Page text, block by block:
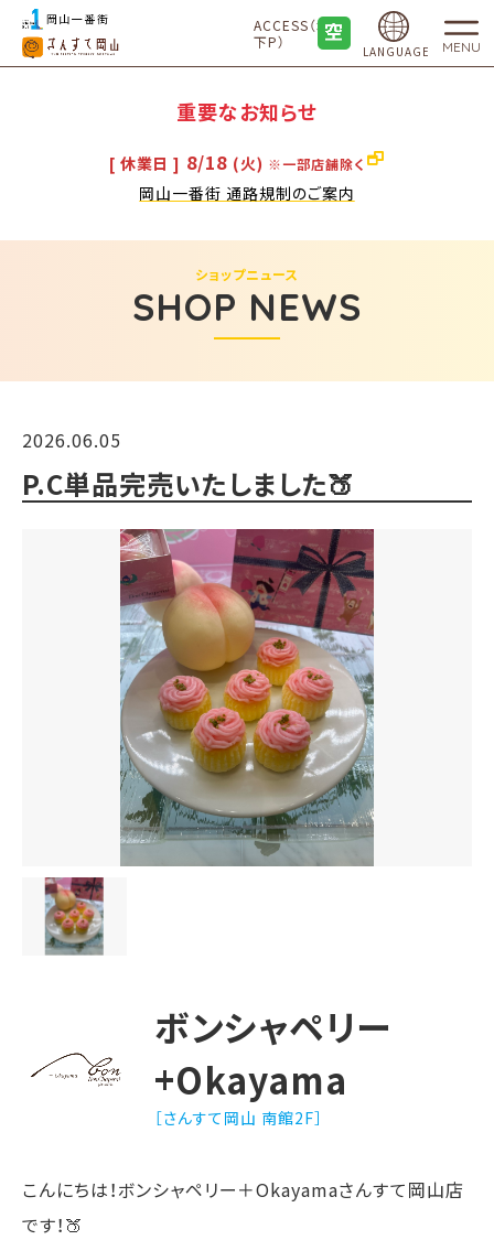
ACCESS（地
下P）
LANGUAGE MENU
重要なお知らせ
[ 休業日 ] 8/18 (火) ※一部店舗除く
岡山一番街 通路規制のご案内
SHOP NEWS
ショップニュース
2026.06.05
P.C単品完売いたしました🍑
ボンシャペリー
+Okayama
［さんすて岡山 南館2F］
こんにちは！ボンシャペリー＋Okayamaさんすて岡山店
です！🍑